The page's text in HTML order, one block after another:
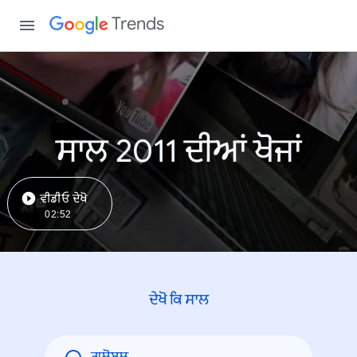
Trends
ਸਾਲ 2011 ਦੀਆਂ ਖੋਜਾਂ
ਵੀਡੀਓ ਦੇਖੋ
02:52
ਦੇਖੋ ਕਿ ਸਾਲ